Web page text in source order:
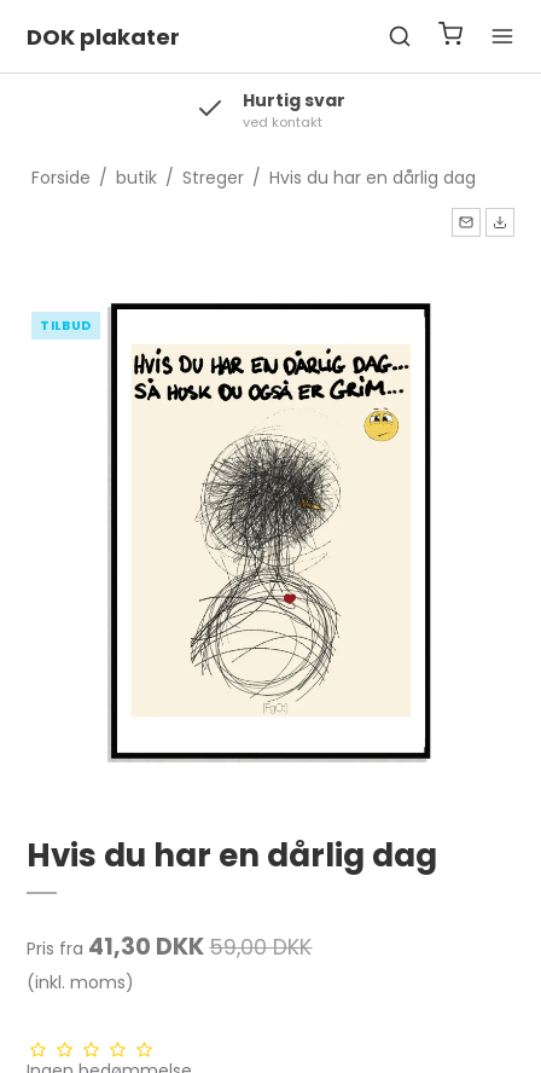
DOK plakater
Levering
2-3 hverdage
Forside / butik / Streger / Hvis du har en dårlig dag
TILBUD
Hvis du har en dårlig dag
Pris fra 41,30 DKK59,00 DKK
(inkl. moms)